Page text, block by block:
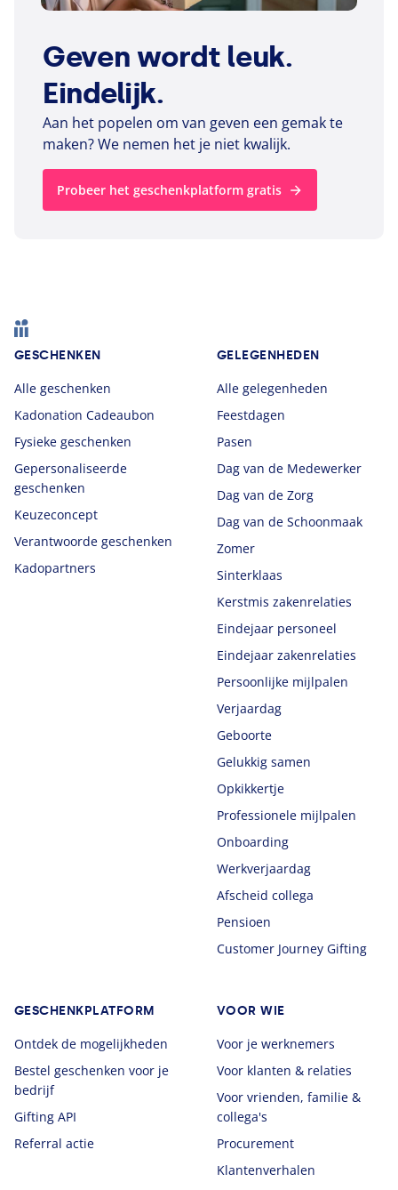
Geven wordt leuk.
Eindelijk.
Aan het popelen om van geven een gemak te
maken? We nemen het je niet kwalijk.
Probeer het geschenkplatform gratis
Footer
GESCHENKEN
Alle geschenken
Kadonation Cadeaubon
Fysieke geschenken
Gepersonaliseerde
geschenken
Keuzeconcept
Verantwoorde geschenken
Kadopartners
GELEGENHEDEN
Alle gelegenheden
Feestdagen
Pasen
Dag van de Medewerker
Dag van de Zorg
Dag van de Schoonmaak
Zomer
Sinterklaas
Kerstmis zakenrelaties
Eindejaar personeel
Eindejaar zakenrelaties
Persoonlijke mijlpalen
Verjaardag
Geboorte
Gelukkig samen
Opkikkertje
Professionele mijlpalen
Onboarding
Werkverjaardag
Afscheid collega
Pensioen
Customer Journey Gifting
GESCHENKPLATFORM
Ontdek de mogelijkheden
Bestel geschenken voor je
bedrijf
Gifting API
Referral actie
VOOR WIE
Voor je werknemers
Voor klanten & relaties
Voor vrienden, familie &
collega's
Procurement
Klantenverhalen